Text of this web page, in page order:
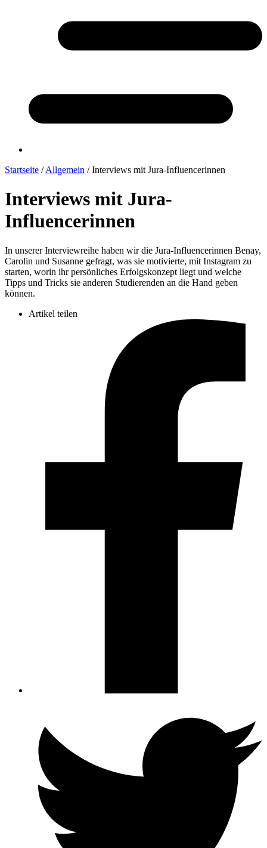
Startseite /Allgemein /Interviews mit Jura-Influencerinnen
Interviews mit Jura-
Influencerinnen
In unserer Interviewreihe haben wir die Jura-Influencerinnen Benay,
Carolin und Susanne gefragt, was sie motivierte, mit Instagram zu
starten, worin ihr persönliches Erfolgskonzept liegt und welche
Tipps und Tricks sie anderen Studierenden an die Hand geben
können.
Artikel teilen